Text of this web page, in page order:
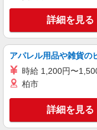
【月
キープ
派遣社員
株式会社グロップ 岐阜
組
詳細を見る
アパレル用品や雑貨の
時給 1,200円〜
柏市
詳細を見る